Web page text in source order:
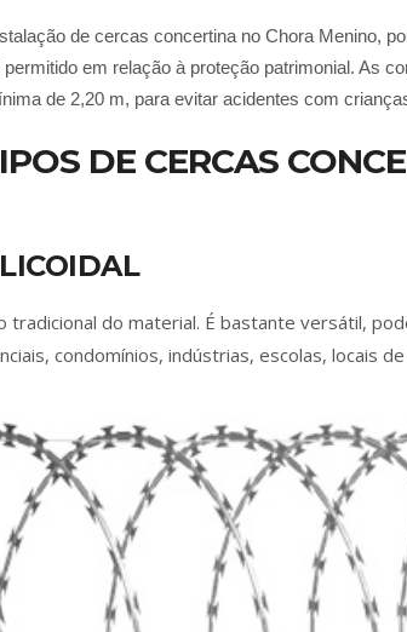
de cercas concertina no Chora Menino,
em relação à proteção patrimonial. As
de 2,20 m, para evitar acidentes com
DE CERCAS
tradicional do material. É bastante versátil,
condomínios, indústrias, escolas, locais